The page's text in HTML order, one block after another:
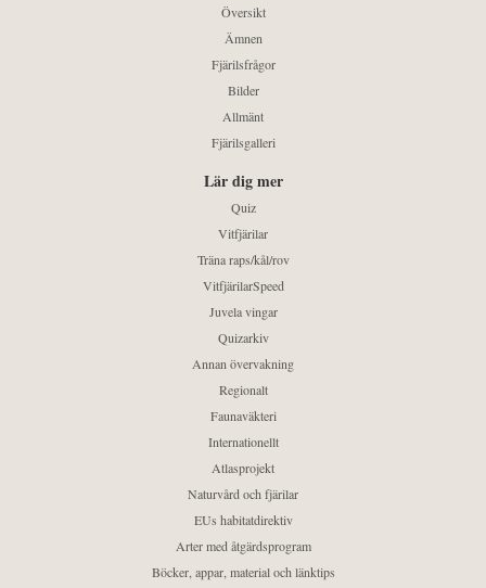
Översikt
Ämnen
Fjärilsfrågor
Bilder
Allmänt
Fjärilsgalleri
Lär dig mer
Quiz
Vitfjärilar
Träna raps/kål/rov
VitfjärilarSpeed
Juvela vingar
Quizarkiv
Annan övervakning
Regionalt
Faunaväkteri
Internationellt
Atlasprojekt
Naturvård och fjärilar
EUs habitatdirektiv
Arter med åtgärdsprogram
Böcker, appar, material och länktips